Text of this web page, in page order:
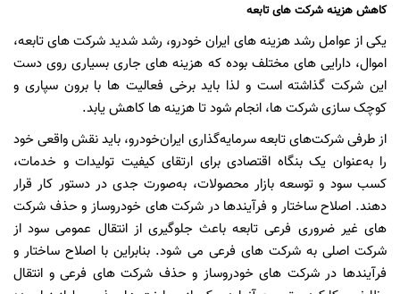
کاهش هزینه شرکت های تابعه
یکی از عوامل رشد هزینه های ایران خودرو، رشد شدید شرکت های تابعه،
اموال، دارایی های مختلف بوده که هزینه های جاری بسیاری روی دست
این شرکت گذاشته است و لذا باید برخی فعالیت ها با برون سپاری و
کوچک سازی شرکت ها، انجام شود تا هزینه ها کاهش یابد.
از طرفی شرکت‌های تابعه سرمایه‌گذاری ایران‌خودرو، باید نقش واقعی خود
را به‌عنوان یک بنگاه اقتصادی برای ارتقای کیفیت تولیدات و خدمات،
کسب سود و توسعه بازار محصولات، به‌صورت جدی در دستور کار قرار
دهند. اصلاح ساختار و فرآیندها در شرکت های خودروساز و حذف شرکت
های غیر ضروری فرعی تابعه باعث جلوگیری از انتقال عمومی سود از
شرکت اصلی به شرکت های فرعی می شود. بنابراین با اصلاح ساختار و
فرآیندها در شرکت های خودروساز و حذف شرکت های فرعی و انتقال